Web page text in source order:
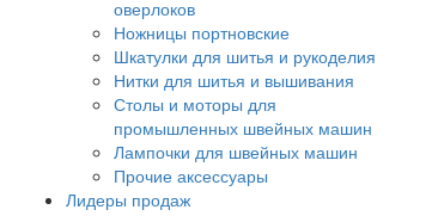
оверлоков
Ножницы портновские
Шкатулки для шитья и рукоделия
Нитки для шитья и вышивания
Столы и моторы для
промышленных швейных машин
Лампочки для швейных машин
Прочие аксессуары
Лидеры продаж